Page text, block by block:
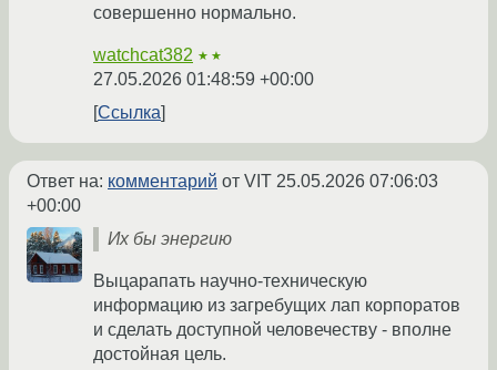
совершенно нормально.
watchcat382 ★★
27.05.2026 01:48:59 +00:00
Ссылка
Ответ на: комментарий от VIT 25.05.2026 07:06:03
+00:00
Их бы энергию
Выцарапать научно-техническую
информацию из загребущих лап корпоратов
и сделать доступной человечеству - вполне
достойная цель.